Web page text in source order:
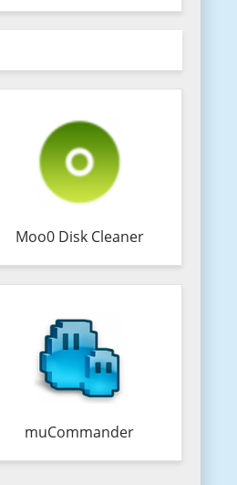
Moo0 Disk Cleaner
muCommander